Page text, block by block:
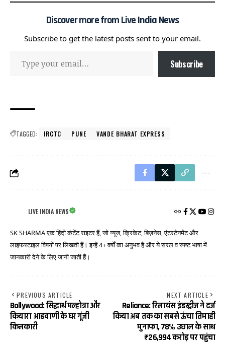
Discover more from Live India News
Subscribe to get the latest posts sent to your email.
Subscribe
TAGGED: IRCTC PUNE VANDE BHARAT EXPRESS
LIVE INDIA NEWS
SK SHARMA एक हिंदी कंटेंट राइटर हैं, जो न्यूज, क्रिकेट, बिज़नेस, एंटरटेनमेंट और
लाइफस्टाइल विषयों पर लिखती हैं। इन्हें 4+ वर्षों का अनुभव है और ये सरल व स्पष्ट भाषा में
जानकारी देने के लिए जानी जाती हैं।
PREVIOUS ARTICLE
Bollywood: सिद्धार्थ मल्होत्रा और
कियारा आडवाणी के घर गूंजी
किलकारी
NEXT ARTICLE
Reliance: रिलायंस इंडस्ट्रीज ने दर्ज
किया अब तक का सबसे ऊंचा तिमाही
मुनाफा, 78% उछाल के साथ
₹26,994 करोड़ पर पहुंचा